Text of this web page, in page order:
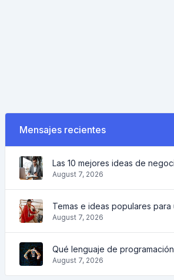
Mensajes recientes
August 7, 2026
August 7, 2026
August 7, 2026